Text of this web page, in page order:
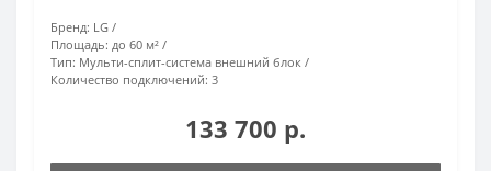
Бренд: LG
Площадь: до 60 м²
Тип: Мульти-сплит-система внешний блок
Количество подключений: 3
133 700 р.